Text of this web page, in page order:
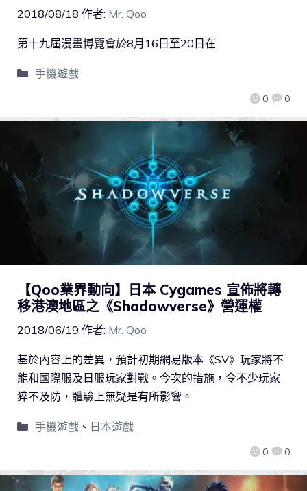
2018/08/18 作者: Mr. Qoo
0 0
第十九屆漫畫博覽會於8月16日至20日在
手機遊戲
【Qoo業界動向】日本 Cygames 宣佈將轉
移港澳地區之《Shadowverse》營運權
2018/06/19 作者: Mr. Qoo
0 0
基於內容上的差異，預計初期網易版本《SV》玩家將不
能和國際服及日服玩家對戰。今次的措施，令不少玩家
猝不及防，體驗上無疑是有所影響。
手機遊戲、 日本遊戲